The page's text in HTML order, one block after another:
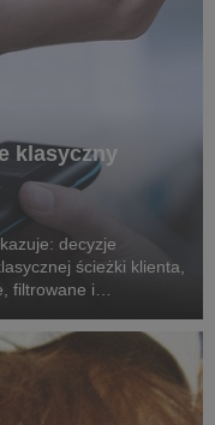
klasyczny
decyzje
ścieżki klienta,
filtrowane i